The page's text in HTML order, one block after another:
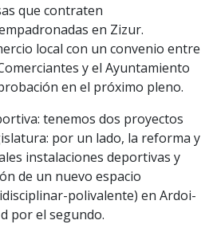
que contraten
en Zizur.
local con un convenio entre
y el Ayuntamiento
en el próximo pleno.
tenemos dos proyectos
por un lado, la reforma y
instalaciones deportivas y
de un nuevo espacio
polivalente) en Ardoi-
por el segundo.